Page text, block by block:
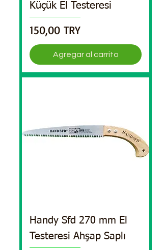
Küçük El Testeresi
Precio
150,00 TRY
Agregar al carrito
Handy Sfd 270 mm El
Testeresi Ahşap Saplı